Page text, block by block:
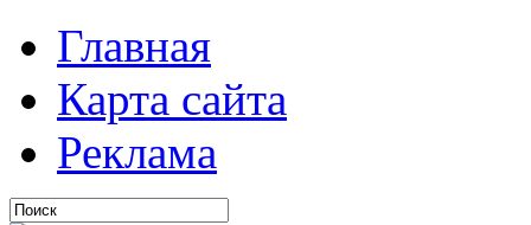
Главная
Карта сайта
Реклама